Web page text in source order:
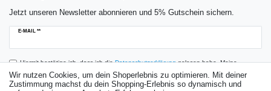
Jetzt unseren Newsletter abonnieren und 5% Gutschein sichern.
E-MAIL **
Newsletter
Hiermit bestätige ich, dass ich dieDaten­schutz­erklärunggelesen habe. Meine
Einwilligung kann ich jederzeit widerrufen.**
Wir nutzen Cookies, um dein Shoperlebnis zu optimieren. Mit deiner
Zustimmung machst du dein Shopping-Erlebnis so dynamisch und